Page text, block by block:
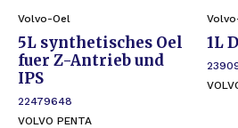
Volvo-Oel
5L synthetisches Oel
fuer Z-Antrieb und
IPS
22479648
VOLVO PENTA
1L